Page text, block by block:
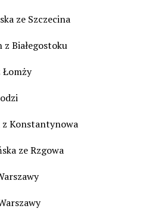
ze Szczecina
Białegostoku
Łomży
z Konstantynowa
ze Rzgowa